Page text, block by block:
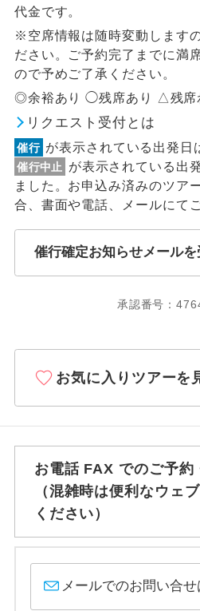
代金です。
※空席情報は随時変動します
ださい。ご予約完了までに満
ので予めご了承ください。
◎余裕あり ◯残席あり △残席
リクエスト受付とは
催行 が表示されている出発日
催行中止
が表示されている出
ました。お申込み済みのツア
合、書面や電話、メールにて
催行確定お知らせメールを
承認番号：
お気に入りツアーを
お電話 FAX でのご予約
（混雑時は便利なウェ
ください）
メールでのお問い合